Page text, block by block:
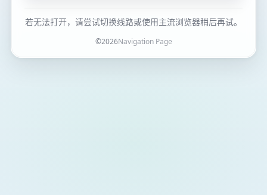
若无法打开，请尝试切换线路或使用主流浏览器稍后再试。
©2026Navigation Page